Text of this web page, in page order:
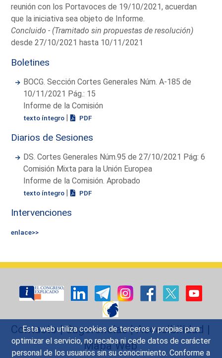
Esta web utiliza cookies de terceros y propias para
optimizar el servicio, no recaba ni cede datos de carácter
personal de los usuarios sin su conocimiento. Conforme a
reunión con los Portavoces de 19/10/2021, acuerdan
que la iniciativa sea objeto de Informe.
Concluido - (Tramitado sin propuestas de resolución)
desde 27/10/2021 hasta 10/11/2021
Boletines
BOCG. Sección Cortes Generales Núm. A-185 de
10/11/2021 Pág.: 15
Informe de la Comisión
texto íntegro | PDF
Diarios de Sesiones
DS. Cortes Generales Núm.95 de 27/10/2021 Pág: 6
Comisión Mixta para la Unión Europea
Informe de la Comisión. Aprobado
texto íntegro | PDF
Intervenciones
enlace>>
Contacto|Sugerencias|Accesibilidad |
Mapa Web